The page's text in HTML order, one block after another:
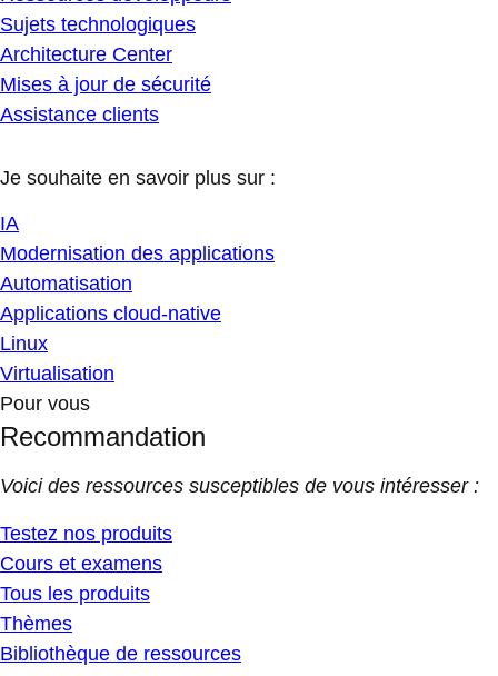
Sujets technologiques
Architecture Center
Mises à jour de sécurité
Assistance clients
Je souhaite en savoir plus sur :
IA
Modernisation des applications
Automatisation
Applications cloud-native
Linux
Virtualisation
Pour vous
Recommandation
Voici des ressources susceptibles de vous intéresser :
Testez nos produits
Cours et examens
Tous les produits
Thèmes
Bibliothèque de ressources